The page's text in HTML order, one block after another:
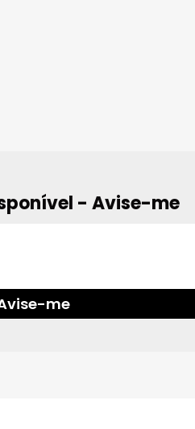
- Avise-me
me